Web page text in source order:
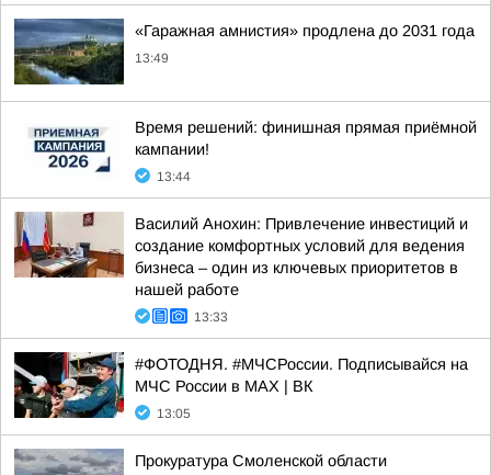
«Гаражная амнистия» продлена до 2031 года
13:49
Время решений: финишная прямая приёмной
кампании!
13:44
Василий Анохин: Привлечение инвестиций и
создание комфортных условий для ведения
бизнеса – один из ключевых приоритетов в
нашей работе
13:33
#ФОТОДНЯ. #МЧСРоссии. Подписывайся на
МЧС России в MAX | ВК
13:05
Прокуратура Смоленской области